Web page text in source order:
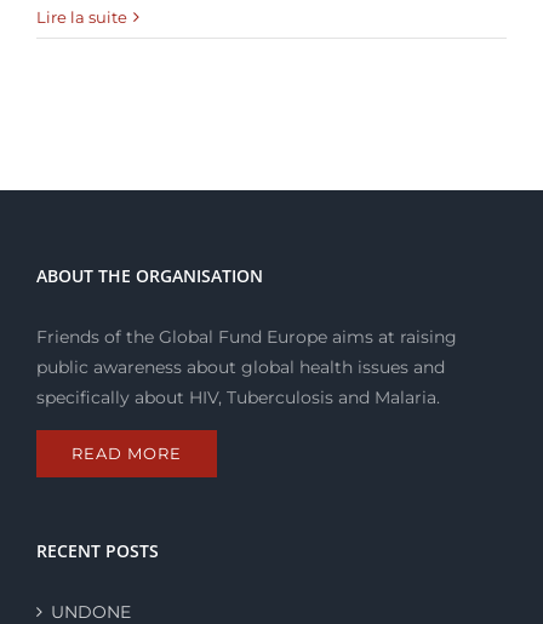
Lire la suite
ABOUT THE ORGANISATION
Friends of the Global Fund Europe aims at raising
public awareness about global health issues and
specifically about HIV, Tuberculosis and Malaria.
READ MORE
RECENT POSTS
UNDONE